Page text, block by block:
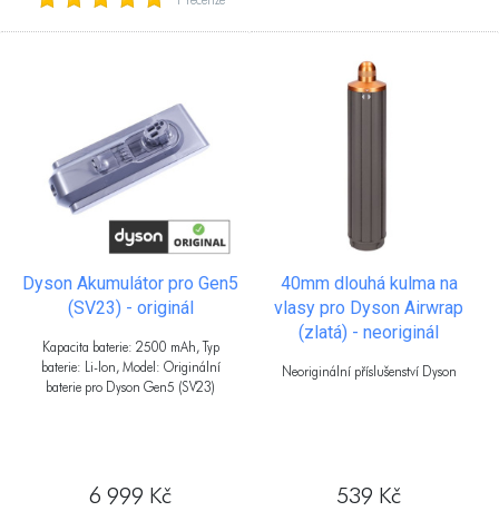
Dyson Akumulátor pro Gen5
(SV23) - originál
Kapacita baterie: 2500 mAh, Typ
baterie: Li-Ion, Model: Originální
baterie pro Dyson Gen5 (SV23)
6 999 Kč
40mm dlouhá kulma na
vlasy pro Dyson Airwrap
(zlatá) - neoriginál
Neoriginální příslušenství Dyson
539 Kč